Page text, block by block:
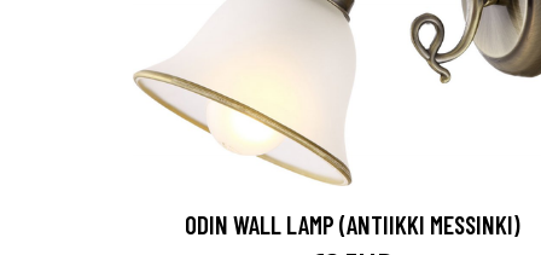
ODIN WALL LAMP (ANTIIKKI MESSINKI)